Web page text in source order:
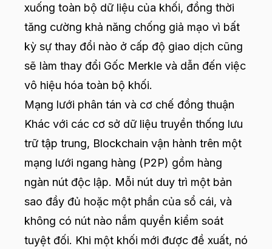
xuống toàn bộ dữ liệu của khối, đồng thời
tăng cường khả năng chống giả mạo vì bất
kỳ sự thay đổi nào ở cấp độ giao dịch cũng
sẽ làm thay đổi Gốc Merkle và dẫn đến việc
vô hiệu hóa toàn bộ khối.
Mạng lưới phân tán và cơ chế đồng thuận
Khác với các cơ sở dữ liệu truyền thống lưu
trữ tập trung, Blockchain vận hành trên một
mạng lưới ngang hàng (P2P) gồm hàng
ngàn nút độc lập. Mỗi nút duy trì một bản
sao đầy đủ hoặc một phần của sổ cái, và
không có nút nào nắm quyền kiểm soát
tuyệt đối. Khi một khối mới được đề xuất, nó